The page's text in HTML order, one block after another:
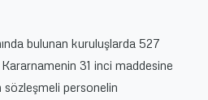
bulunan kuruluşlarda 527
31 inci maddesine
personelin